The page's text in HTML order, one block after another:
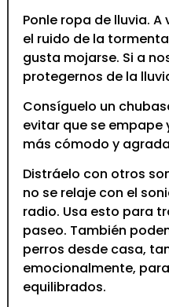
Ponle ropa de lluvia.
el ruido de la
gusta mojarse. Si a
protegernos de la
Consíguelo un
evitar que se empape
más cómodo y
Distráelo con otros
no se relaje con el
radio. Usa esto para
paseo. También
perros desde casa,
emocionalmente,
equilibrados.